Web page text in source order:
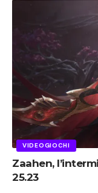
VIDEOGIOCHI
Zaahen,
25.23